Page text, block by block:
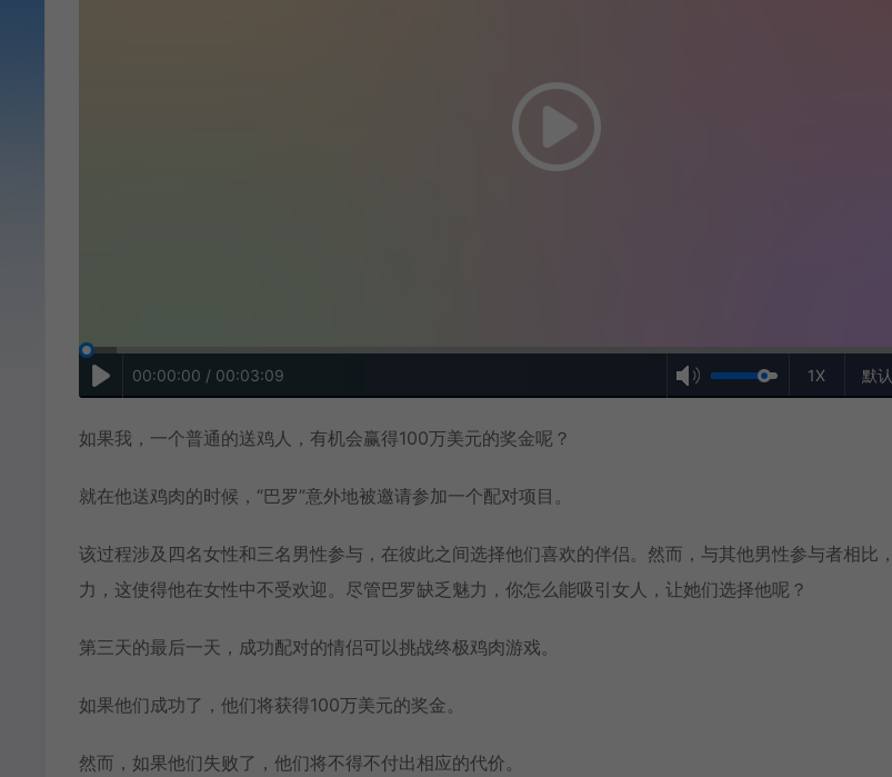
1X 默认
00:00:00 / 00:03:09
如果我，一个普通的送鸡人，有机会赢得100万美元的奖金呢？
就在他送鸡肉的时候，“巴罗”意外地被邀请参加一个配对项目。
该过程涉及四名女性和三名男性参与，在彼此之间选择他们喜欢的伴侣。然而，与其他男性参与者相比
力，这使得他在女性中不受欢迎。尽管巴罗缺乏魅力，你怎么能吸引女人，让她们选择他呢？
第三天的最后一天，成功配对的情侣可以挑战终极鸡肉游戏。
如果他们成功了，他们将获得100万美元的奖金。
然而，如果他们失败了，他们将不得不付出相应的代价。